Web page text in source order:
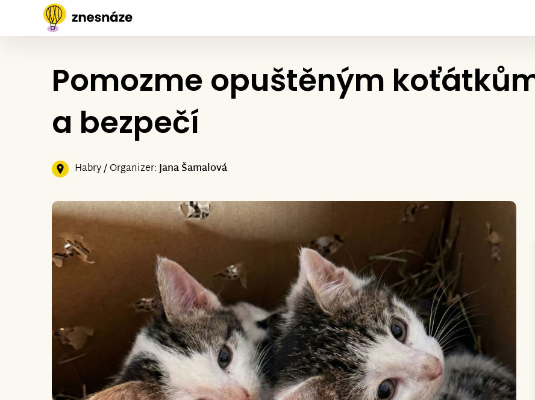
Pomozme opuštěným
a bezpečí
Habry / Organizer:Jana Šamalová